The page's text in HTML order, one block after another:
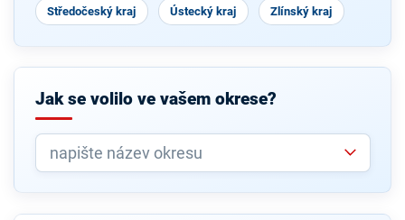
Středočeský kraj Ústecký kraj Zlínský kraj
Jak se volilo ve vašem okrese?